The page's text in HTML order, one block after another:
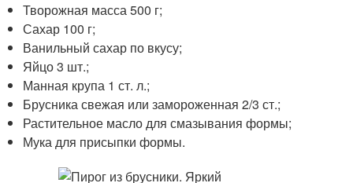
Творожная масса 500 г;
Сахар 100 г;
Ванильный сахар по вкусу;
Яйцо 3 шт.;
Манная крупа 1 ст. л.;
Брусника свежая или замороженная 2/3 ст.;
Растительное масло для смазывания формы;
Мука для присыпки формы.